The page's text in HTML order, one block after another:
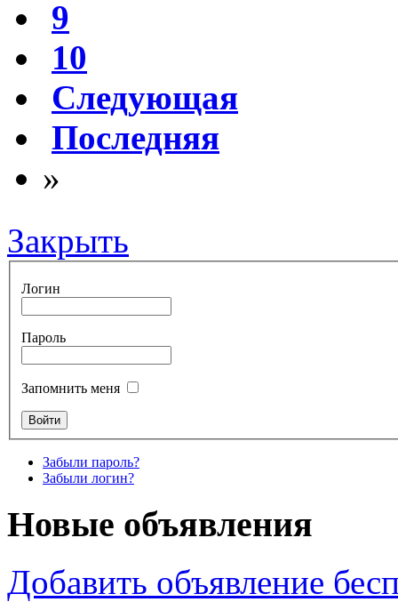
9
10
Следующая
Последняя
»
Закрыть
Логин
Пароль
Запомнить меня
Забыли пароль?
Забыли логин?
Новые объявления
Добавить объявление